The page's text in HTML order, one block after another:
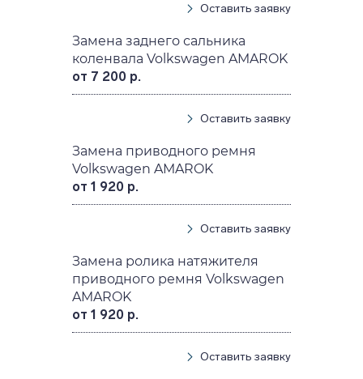
Оставить заявку
Замена заднего сальника
коленвала Volkswagen AMAROK
от 7 200 р.
Оставить заявку
Замена приводного ремня
Volkswagen AMAROK
от 1 920 р.
Оставить заявку
Замена ролика натяжителя
приводного ремня Volkswagen
AMAROK
от 1 920 р.
Оставить заявку